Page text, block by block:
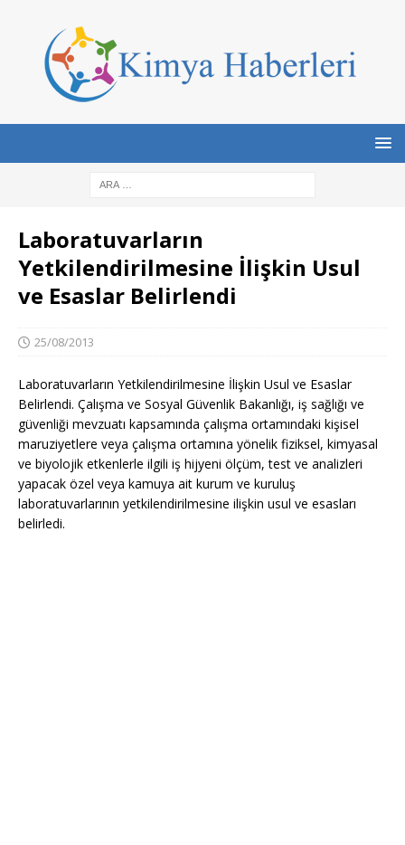
Laboratuvarların
Yetkilendirilmesine İlişkin Usul
ve Esaslar Belirlendi
25/08/2013
Laboratuvarların Yetkilendirilmesine İlişkin Usul ve Esaslar
Belirlendi. Çalışma ve Sosyal Güvenlik Bakanlığı, iş sağlığı ve
güvenliği mevzuatı kapsamında çalışma ortamındaki kişisel
maruziyetlere veya çalışma ortamına yönelik fiziksel, kimyasal
ve biyolojik etkenlerle ilgili iş hijyeni ölçüm, test ve analizleri
yapacak özel veya kamuya ait kurum ve kuruluş
laboratuvarlarının yetkilendirilmesine ilişkin usul ve esasları
belirledi.